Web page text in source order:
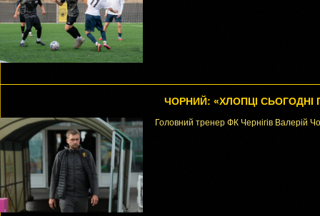
ЧОРНИЙ: «ХЛОПЦІ СЬОГОДНІ
Головний тренер ФК Чернігів Валерій